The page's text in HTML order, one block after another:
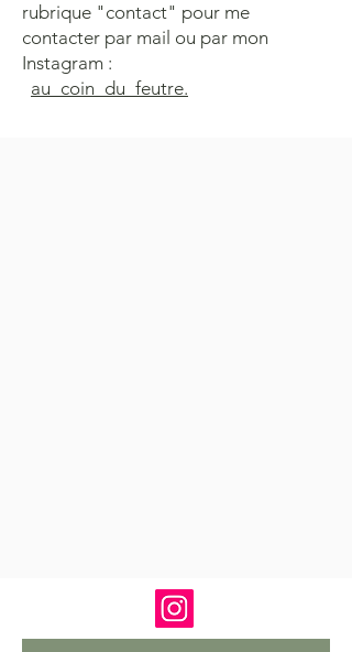
rubrique "contact" pour me
contacter par mail ou par mon
Instagram :
au_coin_du_feutre.